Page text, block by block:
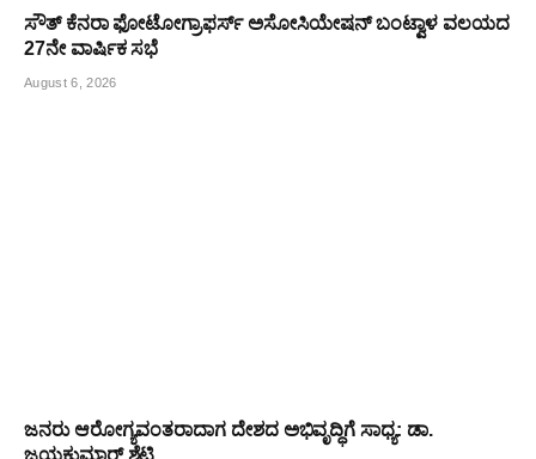
ಸೌತ್ ಕೆನರಾ ಫೋಟೋಗ್ರಾಫರ್ಸ್ ಅಸೋಸಿಯೇಷನ್ ಬಂಟ್ವಾಳ ವಲಯದ
27ನೇ ವಾರ್ಷಿಕ ಸಭೆ
August 6, 2026
ಜನರು ಆರೋಗ್ಯವಂತರಾದಾಗ ದೇಶದ ಅಭಿವೃದ್ಧಿಗೆ ಸಾಧ್ಯ: ಡಾ.